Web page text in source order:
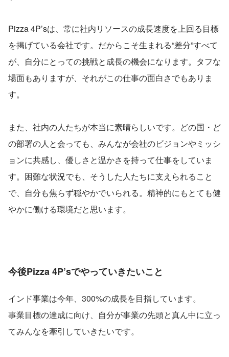
Pizza 4P’sは、常に社内リソースの成長速度を上回る目標
を掲げている会社です。だからこそ生まれる“差分”すべて
が、自分にとっての挑戦と成長の機会になります。タフな
場面もありますが、それがこの仕事の面白さでもありま
す。
また、社内の人たちが本当に素晴らしいです。どの国・ど
の部署の人と会っても、みんなが会社のビジョンやミッシ
ョンに共感し、優しさと温かさを持って仕事をしていま
す。困難な状況でも、そうした人たちに支えられること
で、自分も焦らず穏やかでいられる。精神的にもとても健
やかに働ける環境だと思います。
今後Pizza 4P’sでやっていきたいこと
インド事業は今年、300%の成長を目指しています。
事業目標の達成に向け、自分が事業の先頭と真ん中に立っ
てみんなを牽引していきたいです。